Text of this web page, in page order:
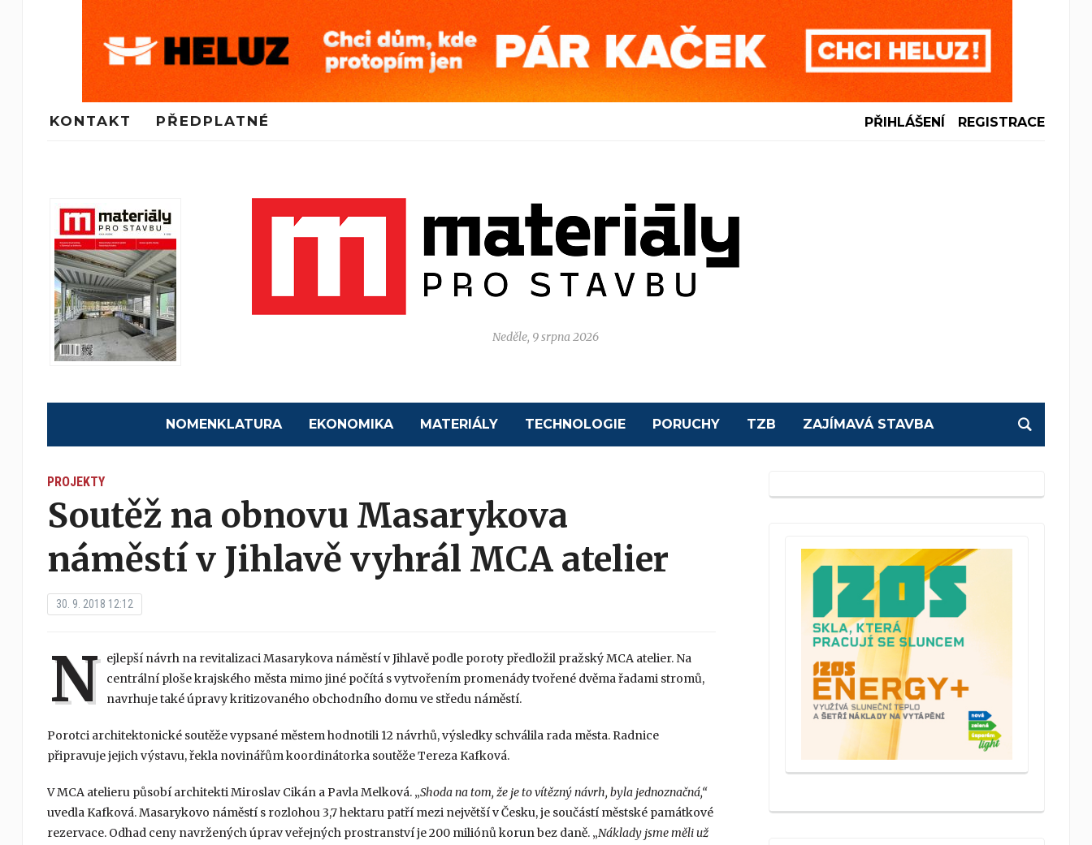
KONTAKT PŘEDPLATNÉ PŘIHLÁŠENÍ REGISTRACE
Neděle, 9 srpna 2026
NOMENKLATURA EKONOMIKA MATERIÁLY TECHNOLOGIE PORUCHY TZB ZAJÍMAVÁ STAVBA
PROJEKTY
Soutěž na obnovu Masarykova
náměstí v Jihlavě vyhrál MCA atelier
30. 9. 2018 12:12
N
ejlepší návrh na revitalizaci Masarykova náměstí v Jihlavě podle poroty předložil pražský MCA atelier. Na
centrální ploše krajského města mimo jiné počítá s vytvořením promenády tvořené dvěma řadami stromů,
navrhuje také úpravy kritizovaného obchodního domu ve středu náměstí.
Porotci architektonické soutěže vypsané městem hodnotili 12 návrhů, výsledky schválila rada města. Radnice
připravuje jejich výstavu, řekla novinářům koordinátorka soutěže Tereza Kafková.
V MCA atelieru působí architekti Miroslav Cikán a Pavla Melková. „Shoda na tom, že je to vítězný návrh, byla jednoznačná,“
uvedla Kafková. Masarykovo náměstí s rozlohou 3,7 hektaru patří mezi největší v Česku, je součástí městské památkové
rezervace. Odhad ceny navržených úprav veřejných prostranství je 200 miliónů korun bez daně. „Náklady jsme měli už